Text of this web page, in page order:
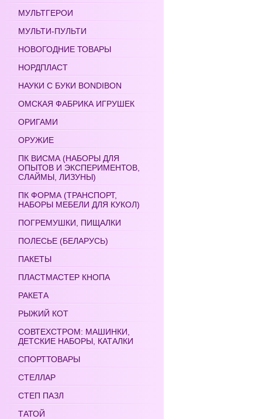
МУЛЬТГЕРОИ
МУЛЬТИ-ПУЛЬТИ
НОВОГОДНИЕ ТОВАРЫ
НОРДПЛАСТ
НАУКИ С БУКИ BONDIBON
ОМСКАЯ ФАБРИКА ИГРУШЕК
ОРИГАМИ
ОРУЖИЕ
ПК ВИСМА (НАБОРЫ ДЛЯ
ОПЫТОВ И ЭКСПЕРИМЕНТОВ,
СЛАЙМЫ, ЛИЗУНЫ)
ПК ФОРМА (ТРАНСПОРТ,
НАБОРЫ МЕБЕЛИ ДЛЯ КУКОЛ)
ПОГРЕМУШКИ, ПИЩАЛКИ
ПОЛЕСЬЕ (БЕЛАРУСЬ)
ПАКЕТЫ
ПЛАСТМАСТЕР КНОПА
РАКЕТА
РЫЖИЙ КОТ
СОВТЕХСТРОМ: МАШИНКИ,
ДЕТСКИЕ НАБОРЫ, КАТАЛКИ
СПОРТТОВАРЫ
СТЕЛЛАР
СТЕП ПАЗЛ
ТАТОЙ